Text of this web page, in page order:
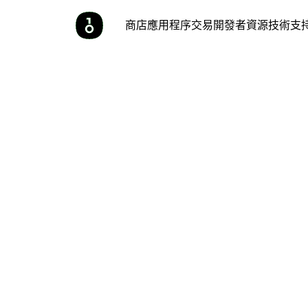
商店應用程序交易開發者資源技術支